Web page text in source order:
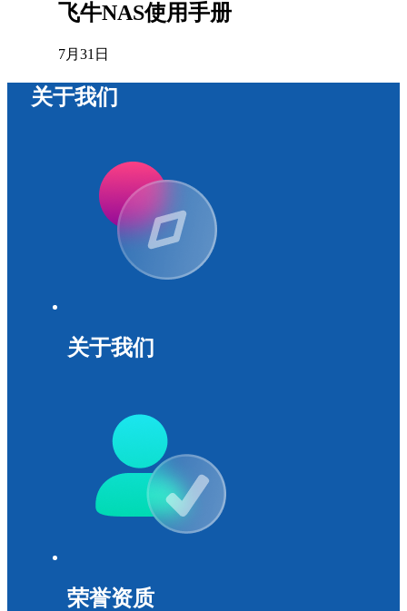
飞牛NAS使用手册
7月31日
关于我们
关于我们
荣誉资质